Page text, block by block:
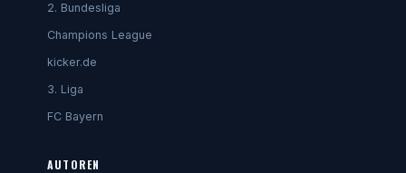
2. Bundesliga
Champions League
kicker.de
3. Liga
FC Bayern
AUTOREN